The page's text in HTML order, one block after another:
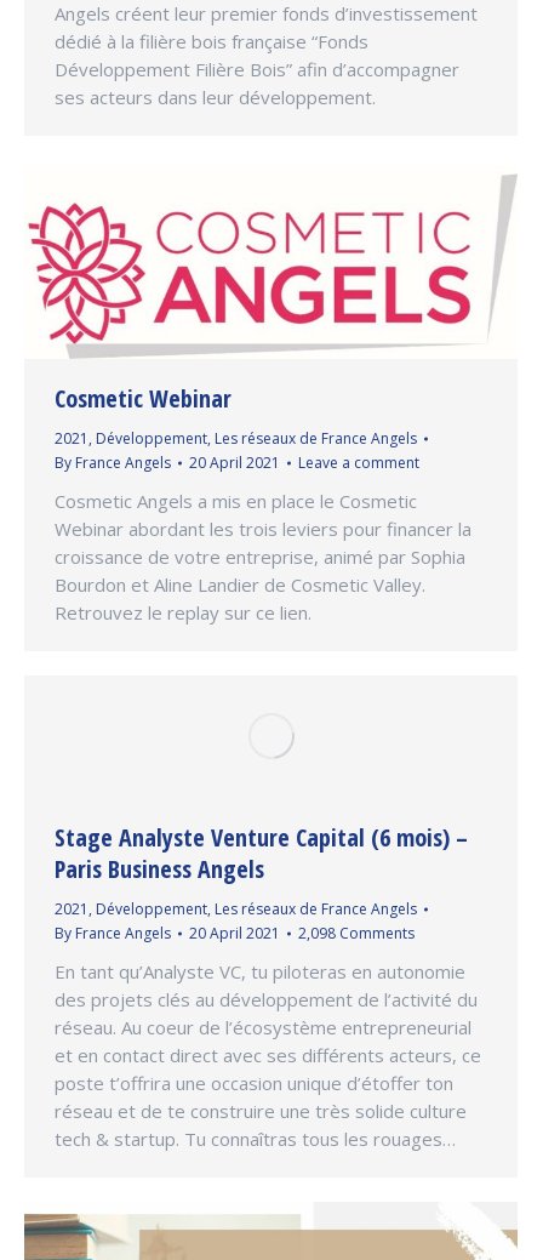
Angels créent leur premier fonds d’investissement
dédié à la filière bois française “Fonds
Développement Filière Bois” afin d’accompagner
ses acteurs dans leur développement.
Cosmetic Webinar
2021 , Développement, Les réseaux de France Angels
By France Angels 20 April 2021 Leave a comment
Cosmetic Angels a mis en place le Cosmetic
Webinar abordant les trois leviers pour financer la
croissance de votre entreprise, animé par Sophia
Bourdon et Aline Landier de Cosmetic Valley.
Retrouvez le replay sur ce lien.
Stage Analyste Venture Capital (6 mois) –
Paris Business Angels
2021, Développement, Les réseaux de France Angels
By France Angels 20 April 2021 2,098 Comments
En tant qu’Analyste VC, tu piloteras en autonomie
des projets clés au développement de l’activité du
réseau. Au coeur de l’écosystème entrepreneurial
et en contact direct avec ses différents acteurs, ce
poste t’offrira une occasion unique d’étoffer ton
réseau et de te construire une très solide culture
tech & startup. Tu connaîtras tous les rouages…